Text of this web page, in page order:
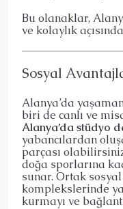
Bu olanaklar,
ve kolaylık
Sosyal
Alanya’da
biri de canlı ve
Alanya’da stüdyo
yabancılardan
parçası
doğa sporlarına
sunar. Ortak
komplekslerinde
kurmayı ve